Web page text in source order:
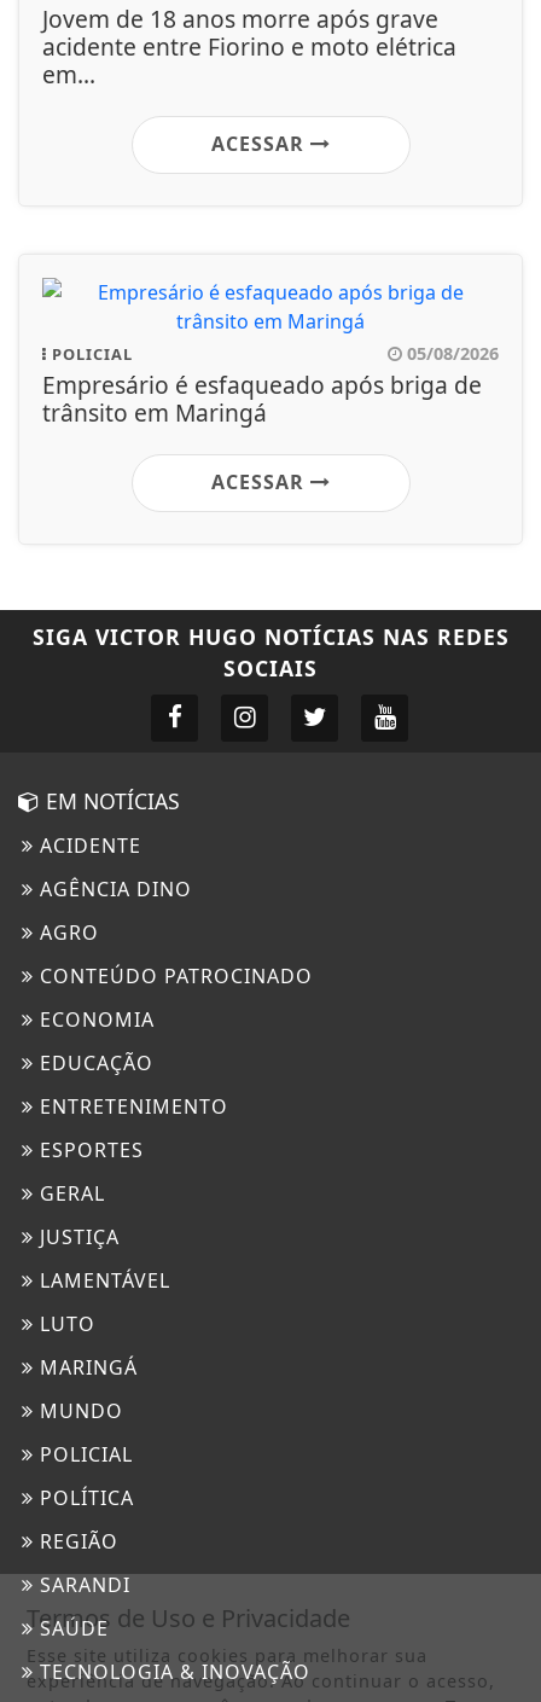
Jovem de 18 anos morre após grave
acidente entre Fiorino e moto elétrica
em...
ACESSAR
POLICIAL 05/08/2026
Empresário é esfaqueado após briga de
trânsito em Maringá
ACESSAR
SIGA VICTOR HUGO NOTÍCIAS NAS REDES
SOCIAIS
EM NOTÍCIAS
ACIDENTE
AGÊNCIA DINO
AGRO
CONTEÚDO PATROCINADO
ECONOMIA
EDUCAÇÃO
ENTRETENIMENTO
ESPORTES
GERAL
JUSTIÇA
LAMENTÁVEL
LUTO
MARINGÁ
MUNDO
POLICIAL
POLÍTICA
REGIÃO
SARANDI
SAÚDE
TECNOLOGIA & INOVAÇÃO
Termos de Uso e Privacidade
Esse site utiliza cookies para melhorar sua
experiência de navegação. Ao continuar o acesso,